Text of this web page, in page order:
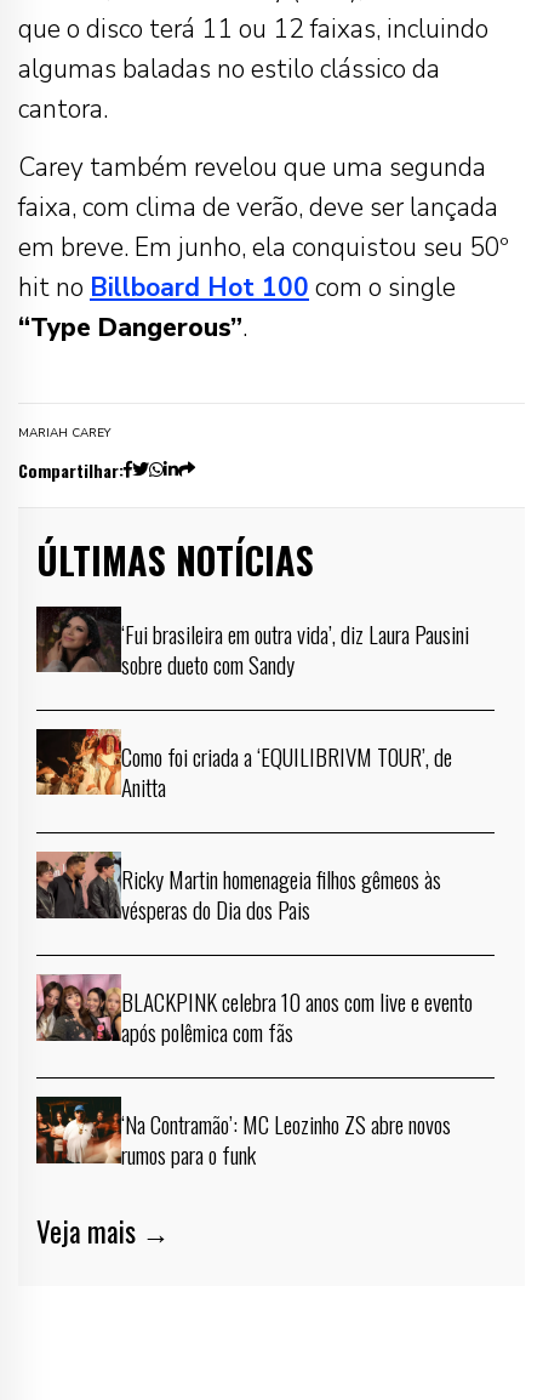
que o disco terá 11 ou 12 faixas, incluindo
algumas baladas no estilo clássico da
cantora.
Carey também revelou que uma segunda
faixa, com clima de verão, deve ser lançada
em breve. Em junho, ela conquistou seu 50º
hit no Billboard Hot 100 com o single
“Type Dangerous”.
MARIAH CAREY
Compartilhar:
ÚLTIMAS NOTÍCIAS
‘Fui brasileira em outra vida’, diz Laura Pausini
sobre dueto com Sandy
Como foi criada a ‘EQUILIBRIVM TOUR’, de
Anitta
Ricky Martin homenageia filhos gêmeos às
vésperas do Dia dos Pais
BLACKPINK celebra 10 anos com live e evento
após polêmica com fãs
‘Na Contramão’: MC Leozinho ZS abre novos
rumos para o funk
Veja mais →